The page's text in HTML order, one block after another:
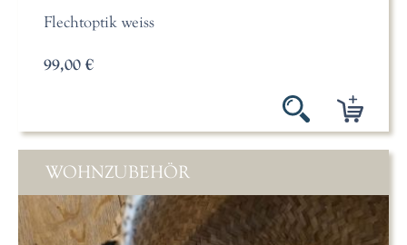
Flechtoptik weiss
99,00 €
WOHNZUBEHÖR